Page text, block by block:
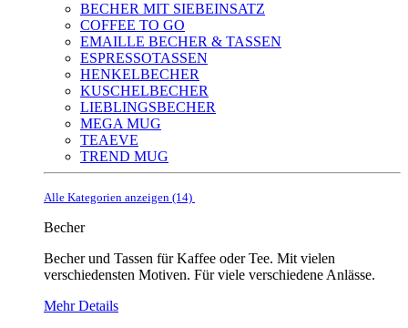
BECHER MIT SIEBEINSATZ
COFFEE TO GO
EMAILLE BECHER & TASSEN
ESPRESSOTASSEN
HENKELBECHER
KUSCHELBECHER
LIEBLINGSBECHER
MEGA MUG
TEAEVE
TREND MUG
Alle Kategorien anzeigen (14)
Becher
Becher und Tassen für Kaffee oder Tee. Mit vielen
verschiedensten Motiven. Für viele verschiedene Anlässe.
Mehr Details